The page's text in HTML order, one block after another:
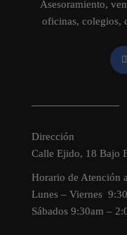
Asesoramiento,
oficinas, colegios,
Dirección
Calle Ejido, 18 Bajo
Horario de Atención
Lunes – Viernes
Sábados 9:30am –